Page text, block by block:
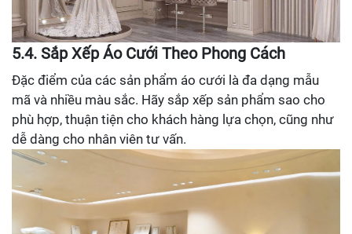
5.4. Sắp Xếp Áo Cưới Theo Phong Cách
Đặc điểm của các sản phẩm áo cưới là đa dạng mẫu
mã và nhiều màu sắc. Hãy sắp xếp sản phẩm sao cho
phù hợp, thuận tiện cho khách hàng lựa chọn, cũng như
dễ dàng cho nhân viên tư vấn.